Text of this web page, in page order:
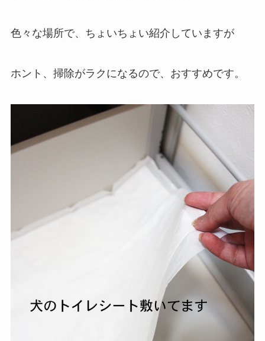
色々な場所で、ちょいちょい紹介していますが
ホント、掃除がラクになるので、おすすめです。